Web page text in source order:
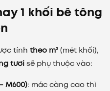
1 khối bê tông
tính theo m³(mét khối),
tươisẽ phụ thuộc vào:
M600): mác càng cao thì